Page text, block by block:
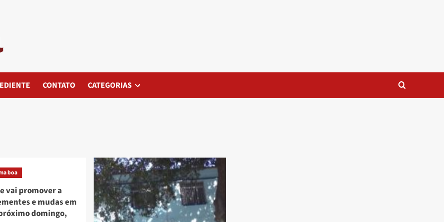
CONTATO CATEGORIAS
boa
vai promover a
e mudas em
domingo,